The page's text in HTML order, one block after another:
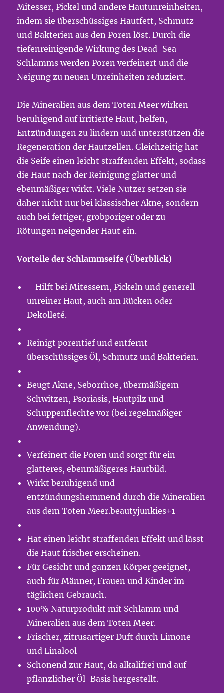
Mitesser, Pickel und andere Hautunreinheiten,
indem sie überschüssiges Hautfett, Schmutz
und Bakterien aus den Poren löst. Durch die
tiefenreinigende Wirkung des Dead-Sea-
Schlamms werden Poren verfeinert und die
Neigung zu neuen Unreinheiten reduziert.
Die Mineralien aus dem Toten Meer wirken
beruhigend auf irritierte Haut, helfen,
Entzündungen zu lindern und unterstützen die
Regeneration der Hautzellen. Gleichzeitig hat
die Seife einen leicht straffenden Effekt, sodass
die Haut nach der Reinigung glatter und
ebenmäßiger wirkt. Viele Nutzer setzen sie
daher nicht nur bei klassischer Akne, sondern
auch bei fettiger, grobporiger oder zu
Rötungen neigender Haut ein.
Vorteile der Schlammseife (Überblick)
– Hilft bei Mitessern, Pickeln und generell
unreiner Haut, auch am Rücken oder
Dekolleté.
Reinigt porentief und entfernt
überschüssiges Öl, Schmutz und Bakterien.
Beugt Akne, Seborrhoe, übermäßigem
Schwitzen, Psoriasis, Hautpilz und
Schuppenflechte vor (bei regelmäßiger
Anwendung).
Verfeinert die Poren und sorgt für ein
glatteres, ebenmäßigeres Hautbild.
Wirkt beruhigend und
entzündungshemmend durch die Mineralien
aus dem Toten Meer.beautyjunkies+1
Hat einen leicht straffenden Effekt und lässt
die Haut frischer erscheinen.
Für Gesicht und ganzen Körper geeignet,
auch für Männer, Frauen und Kinder im
täglichen Gebrauch.
100% Naturprodukt mit Schlamm und
Mineralien aus dem Toten Meer.
Frischer, zitrusartiger Duft durch Limone
und Linalool
Schonend zur Haut, da alkalifrei und auf
pflanzlicher Öl-Basis hergestellt.